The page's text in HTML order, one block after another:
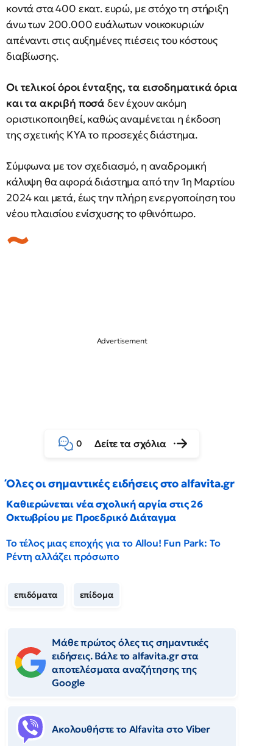
κοντά στα 400 εκατ. ευρώ, με στόχο τη στήριξη
άνω των 200.000 ευάλωτων νοικοκυριών
απέναντι στις αυξημένες πιέσεις του κόστους
διαβίωσης.
Οι τελικοί όροι ένταξης, τα εισοδηματικά όρια
και τα ακριβή ποσά δεν έχουν ακόμη
οριστικοποιηθεί, καθώς αναμένεται η έκδοση
της σχετικής ΚΥΑ το προσεχές διάστημα.
Σύμφωνα με τον σχεδιασμό, η αναδρομική
κάλυψη θα αφορά διάστημα από την 1η Μαρτίου
2024 και μετά, έως την πλήρη ενεργοποίηση του
νέου πλαισίου ενίσχυσης το φθινόπωρο.
0 Δείτε τα σχόλια
Όλες οι σημαντικές ειδήσεις στο alfavita.gr
Καθιερώνεται νέα σχολική αργία στις 26
Οκτωβρίου με Προεδρικό Διάταγμα
Το τέλος μιας εποχής για το Allou! Fun Park: Το
Ρέντη αλλάζει πρόσωπο
επιδόματα επίδομα
Μάθε πρώτος όλες τις σημαντικές
ειδήσεις. Βάλε το alfavita.gr στα
αποτελέσματα αναζήτησης της
Google
Ακολουθήστε το Αlfavita στο Viber